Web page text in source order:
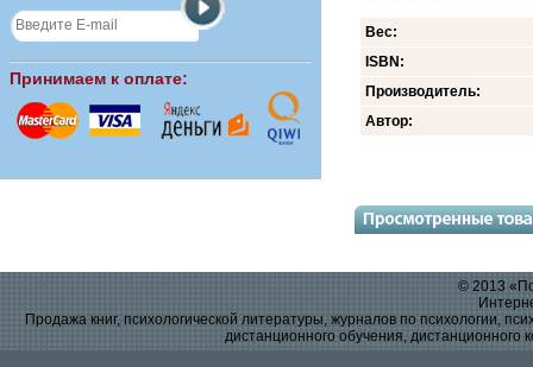
Принимаем к оплате:
Вес:
ISBN:
Производитель:
Автор:
© 2013
Продажа книг, психологической литературы, журналов по психологии,
дистанционного обучения, дистанционного